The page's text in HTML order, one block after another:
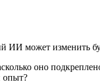
может изменить
оно
опыт?